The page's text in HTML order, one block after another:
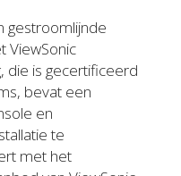
gestroomlijnde
ViewSonic
die is gecertificeerd
bevat een
en
te
met het